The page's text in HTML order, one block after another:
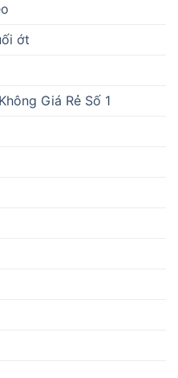
ớt
Giá Rẻ Số 1